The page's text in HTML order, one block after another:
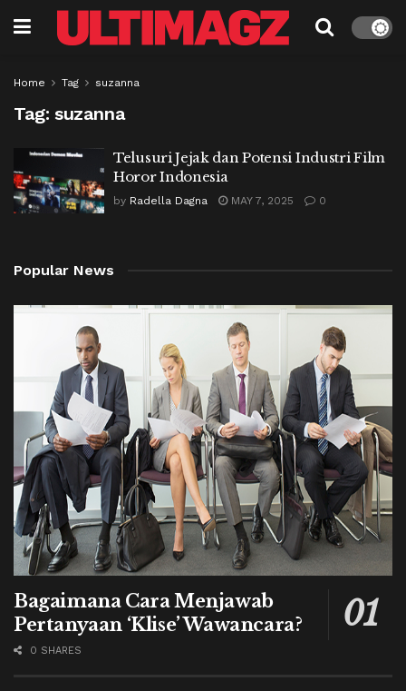
Home Tag suzanna
Tag: suzanna
Telusuri Jejak dan Potensi Industri Film
Horor Indonesia
by Radella Dagna MAY 7, 2025 0
Popular News
Bagaimana Cara Menjawab
Pertanyaan ‘Klise’ Wawancara?
0 SHARES